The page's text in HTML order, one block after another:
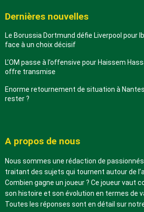
Dernières nouvelles
Le Borussia Dortmund défie Liverpool pour
face à un choix décisif
L’OM passe à l’offensive pour Haissem
offre transmise
Enorme retournement de situation à
rester ?
A propos de nous
Nous sommes une rédaction de
traitant des sujets qui tournent autour de
Combien gagne un joueur ? Ce joueur vaut
son histoire et son évolution en termes de
Toutes les réponses sont en détail sur